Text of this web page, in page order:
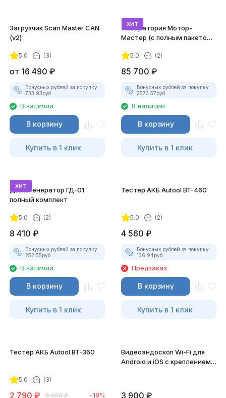
Загрузчик Scan Master CAN
(v2)
5.0 (3)
от 16 490 ₽
Бонусных рублей за покупку:
733.93руб.
В наличии
В корзину
Купить в 1 клик
хит
Лаборатория Мотор-
Мастер (с полным пакетом
5.0 (2)
85 700 ₽
Бонусных рублей за покупку:
2573.57руб.
В наличии
В корзину
Купить в 1 клик
хит
Дымогенератор ГД-01
полный комплект
5.0 (2)
8 410 ₽
Бонусных рублей за покупку:
252.55руб.
В наличии
В корзину
Купить в 1 клик
Тестер АКБ Autool BT-460
5.0 (2)
4 560 ₽
Бонусных рублей за покупку:
136.94руб.
Предзаказ
В корзину
Купить в 1 клик
Тестер АКБ Autool BT-360
5.0 (3)
2 790 ₽ 3 400 ₽ -18%
Видеоэндоскоп Wi-Fi для
Android и iOS с креплением
3 900 ₽